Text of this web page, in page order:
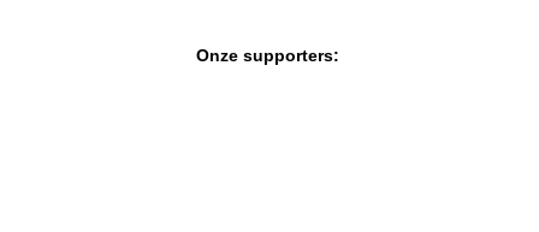
Onze supporters: